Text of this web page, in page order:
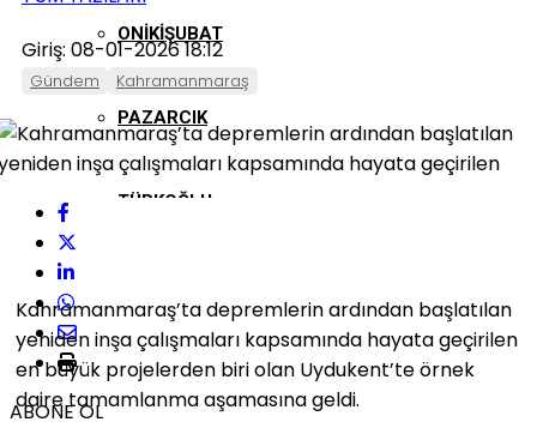
ONIKIŞUBAT
PAZARCIK
TÜRKOĞLU
Giriş: 08-01-2026 18:12
Gündem Kahramanmaraş
ABONE OL
Kahramanmaraş’ta depremlerin ardından başlatılan
yeniden inşa çalışmaları kapsamında hayata geçirilen
en büyük projelerden biri olan Uydukent’te örnek
daire tamamlanma aşamasına geldi.